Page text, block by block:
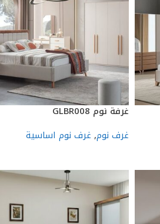
غرفة نوم GLBR008
غرف نوم, غرف نوم اساسية